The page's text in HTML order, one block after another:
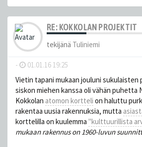
RE: KOKKOLAN PROJEKTIT
tekijänä Tuliniemi
- 01.01.16 19:25
Vietin tapani mukaan jouluni sukulaisten
siskon miehen kanssa oli vähän puhetta
Kokkolan atomon kortteli on haluttu
rakentaa uusia rakennuksia, mutta
korttelilla on kuulemma "kulttuurillista
mukaan rakennus on 1960-luvun